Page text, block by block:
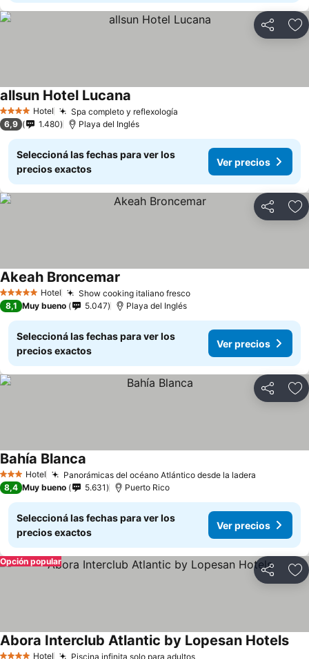
Compartir
4 EstrellasHotel Spa completo y reflexología
allsun Hotel Lucana
6,9 1.480 Playa del Inglés
Seleccioná las fechas para ver los
precios exactos
Ver precios
Compartir
5 Estrellas Hotel Show cooking italiano frescoVer precios
Akeah Broncemar
8,1 Muy bueno 5.047 Playa del Inglés
Seleccioná las fechas para ver los
precios exactos
Ver precios
Compartir
3 Estrellas
Hotel Panorámicas del océano Atlántico desde la ladera
Bahía Blanca
8,4 Muy bueno 5.631 Puerto Rico
Seleccioná las fechas para ver los
precios exactos
Ver precios
Compartir
Opción popular
Hotel Piscina infinita solo para adultos
Abora Interclub Atlantic by Lopesan Hotels